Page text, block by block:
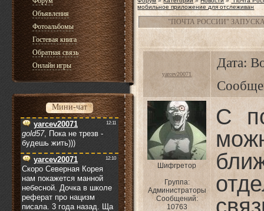
Объявления
Фотоальбомы
Гостевая книга
Обратная связь
Онлайн игры
Мини-чат
мобильное приложение для отслеживан
"ПОЧТА РОССИИ"
yarcev20071
Дата:
Шифгретор
Группа:
Администраторы
Сообщений:
10763
С